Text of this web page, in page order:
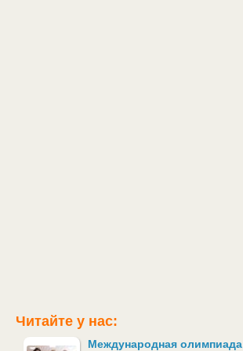
Читайте у нас:
Международная олимпиада